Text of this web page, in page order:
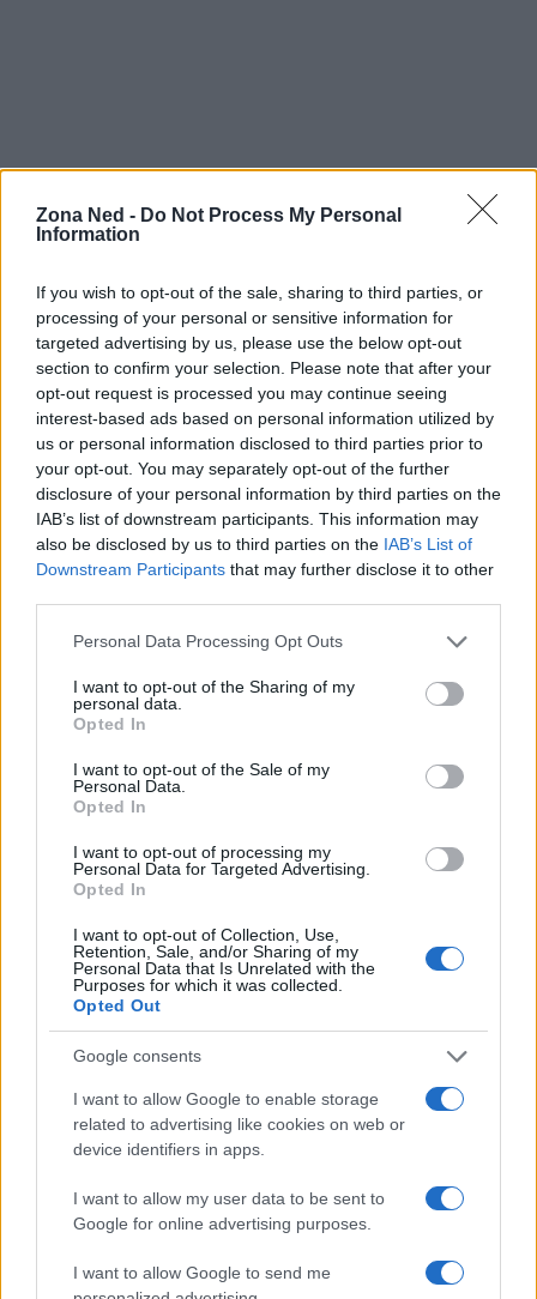
Zona Ned - Do Not Process My Personal
Information
If you wish to opt-out of the sale, sharing to third parties, or
processing of your personal or sensitive information for
targeted advertising by us, please use the below opt-out
section to confirm your selection. Please note that after your
opt-out request is processed you may continue seeing
interest-based ads based on personal information utilized by
us or personal information disclosed to third parties prior to
your opt-out. You may separately opt-out of the further
disclosure of your personal information by third parties on the
IAB’s list of downstream participants. This information may
also be disclosed by us to third parties on the IAB’s List of
Downstream Participants that may further disclose it to other
Please note that this website/app uses one or more Google
not limited to your visit or usage behaviour. You may click to
grant or deny consent to Google and its third-party tags to
use your data for below specified purposes in below Google
consent section.
Personal Data Processing Opt Outs
I want to opt-out of the Sharing of my
personal data.
Opted In
I want to opt-out of the Sale of my
Personal Data.
Opted In
I want to opt-out of processing my
Personal Data for Targeted Advertising.
Opted In
I want to opt-out of Collection, Use,
Retention, Sale, and/or Sharing of my
Personal Data that Is Unrelated with the
Purposes for which it was collected.
Opted Out
Google consents
I want to allow Google to enable storage
related to advertising like cookies on web or
device identifiers in apps.
I want to allow my user data to be sent to
Google for online advertising purposes.
I want to allow Google to send me
non solo un’importante aggiunta a una saga già
iconica, ma anche un caso studio interessante per
chi si occupa di marketing digitale. La possibilità di
osservare come un film possa evolversi e adattarsi
alle esigenze del pubblico offre spunti preziosi per
analizzare le strategie di successo nel panorama
cinematografico contemporaneo. Siamo pronti a
scoprire cosa ci riserverà questa nuova avventura!
AUTORE